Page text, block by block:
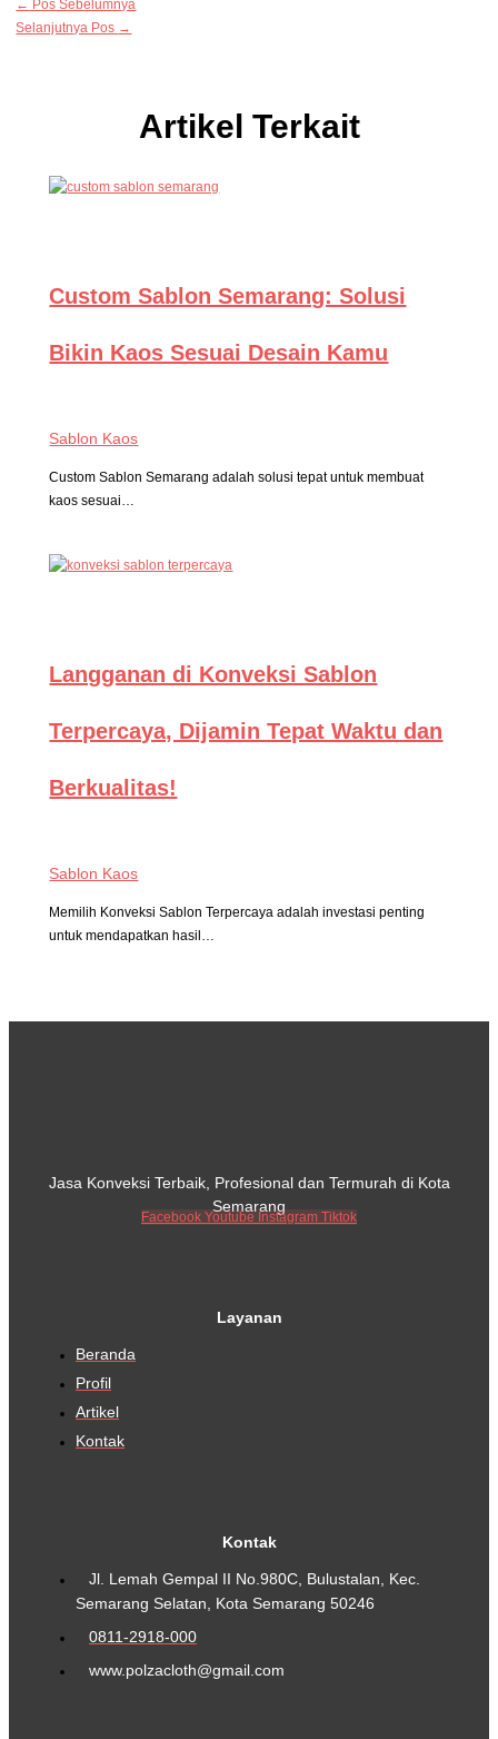
← Pos Sebelumnya
Selanjutnya Pos →
Artikel Terkait
Custom Sablon Semarang: Solusi
Bikin Kaos Sesuai Desain Kamu
Sablon Kaos
Custom Sablon Semarang adalah solusi tepat untuk membuat
kaos sesuai…
Langganan di Konveksi Sablon
Terpercaya, Dijamin Tepat Waktu dan
Berkualitas!
Sablon Kaos
Memilih Konveksi Sablon Terpercaya adalah investasi penting
untuk mendapatkan hasil…
Jasa Konveksi Terbaik, Profesional dan Termurah di Kota
Semarang
Facebook Youtube Instagram Tiktok
Layanan
Beranda
Profil
Artikel
Kontak
Kontak
Jl. Lemah Gempal II No.980C, Bulustalan, Kec.
Semarang Selatan, Kota Semarang 50246
0811-2918-000
www.polzacloth@gmail.com